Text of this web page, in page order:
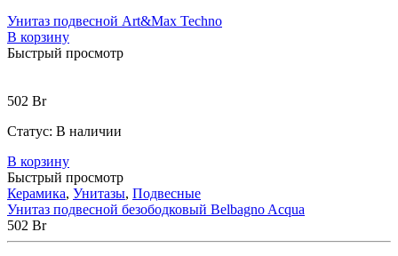
Унитаз подвесной Art&Max Techno
В корзину
Быстрый просмотр
502 Br
Статус: В наличии
В корзину
Быстрый просмотр
Керамика, Унитазы, Подвесные
Унитаз подвесной безободковый Belbagno Acqua
502 Br